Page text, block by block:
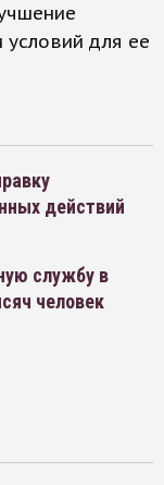
для ее
действий
службу в
человек